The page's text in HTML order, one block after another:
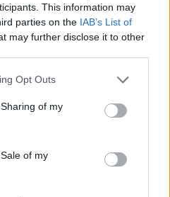
This information may
parties on the IAB’s List of
may further disclose it to other
Opt Outs
of my
of my